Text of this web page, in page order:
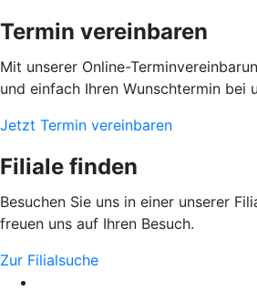
Termin vereinbaren
Mit unserer Online-
und einfach Ihren Wunschtermin bei
Jetzt Termin vereinbaren
Filiale finden
Besuchen Sie uns in einer unserer
freuen uns auf Ihren Besuch.
Zur Filialsuche